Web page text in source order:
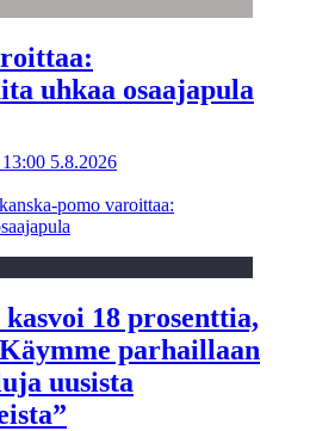
uhkaa osaajapula
5.8.2026
pomo varoittaa:
18 prosenttia,
parhaillaan
uusista